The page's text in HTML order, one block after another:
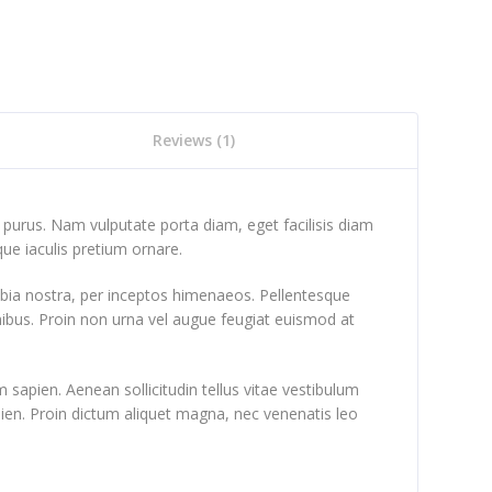
Reviews (1)
Nam vulputate porta diam, eget facilisis diam
iaculis pretium ornare.
nostra, per inceptos himenaeos. Pellentesque
Proin non urna vel augue feugiat euismod at
Aenean sollicitudin tellus vitae vestibulum
Proin dictum aliquet magna, nec venenatis leo